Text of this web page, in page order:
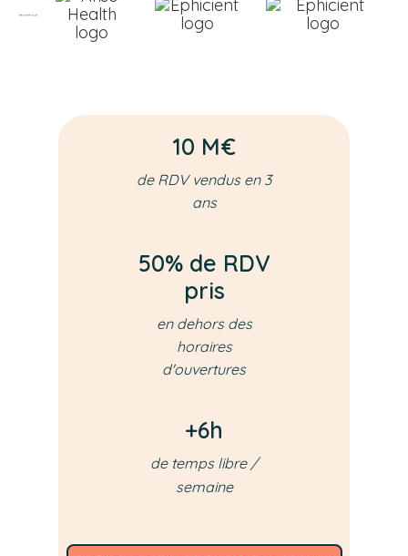
10 M€
de RDV vendus en 3
ans
50% de RDV
pris
en dehors des
horaires
d'ouvertures
+6h
de temps libre /
semaine